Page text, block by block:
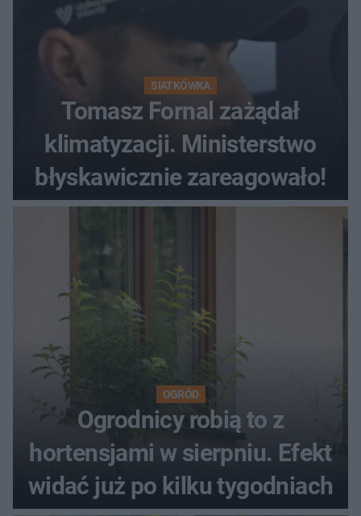
SIATKÓWKA
Tomasz Fornal zażądał
klimatyzacji. Ministerstwo
błyskawicznie zareagowało!
OGRÓD
Ogrodnicy robią to z
hortensjami w sierpniu. Efekt
widać już po kilku tygodniach